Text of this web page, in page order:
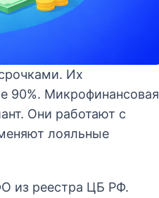
Их
90%. Микрофинансовая
Они работают с
лояльные
из реестра ЦБ РФ.